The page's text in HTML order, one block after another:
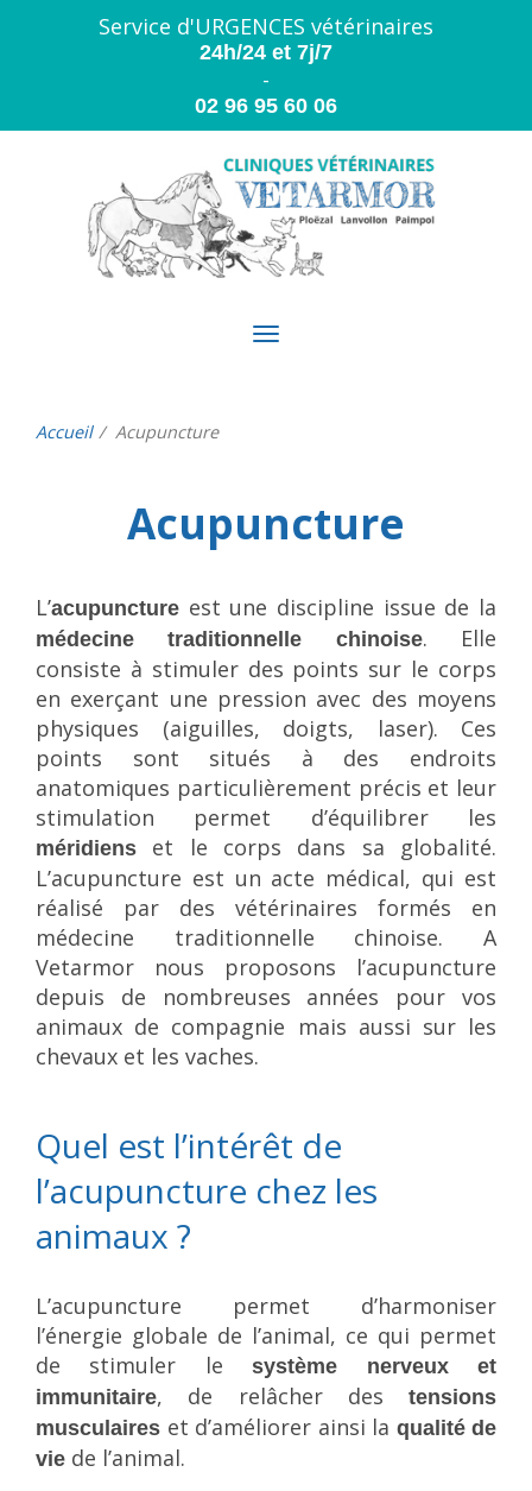
Service d'URGENCES vétérinaires
24h/24 et 7j/7
-
02 96 95 60 06
Toggle
Accueil Acupuncture
Acupuncture
L’acupuncture est une discipline issue de la
médecine traditionnelle chinoise. Elle
consiste à stimuler des points sur le corps
en exerçant une pression avec des moyens
physiques (aiguilles, doigts, laser). Ces
points sont situés à des endroits
anatomiques particulièrement précis et leur
stimulation permet d’équilibrer les
méridiens et le corps dans sa globalité.
L’acupuncture est un acte médical, qui est
réalisé par des vétérinaires formés en
médecine traditionnelle chinoise. A
Vetarmor nous proposons l’acupuncture
depuis de nombreuses années pour vos
animaux de compagnie mais aussi sur les
chevaux et les vaches.
Quel est l’intérêt de
l’acupuncture chez les
animaux ?
L’acupuncture permet d’harmoniser
l’énergie globale de l’animal, ce qui permet
de stimuler lesystème nerveux et
immunitaire, de relâcher des tensions
musculaires et d’améliorer ainsi la qualité de
vie de l’animal.
Panneau de gestion des cookies